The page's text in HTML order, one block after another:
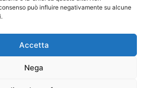
può influire negativamente su alcune
Accetta
Nega
Maiocchi 2026 | P.iva
01942740182